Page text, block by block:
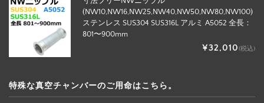
(NW10,NW16,NW25,NW40,NW50,NW80,NW100)
ステンレス SUS304 SUS316L アルミ A5052 全長：
801〜900mm
¥32,010(税込)
特殊な真空チャンバーのご用命はこちら。